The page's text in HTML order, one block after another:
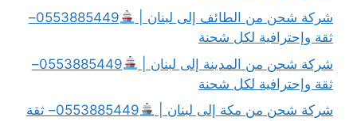
شركة شحن من الطائف إلى لبنان |
0553885449–
ثقة وإحترافية لكل شحنة
شركة شحن من المدينة إلى لبنان |
0553885449–
ثقة وإحترافية لكل شحنة
شركة شحن من مكة إلى لبنان |
0553885449– ثقة